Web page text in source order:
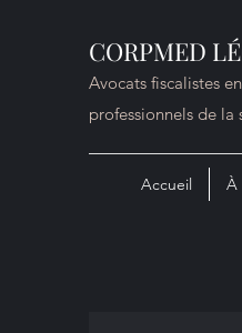
CORPMED
Avocats fiscalistes
professionnels de la
Accueil À